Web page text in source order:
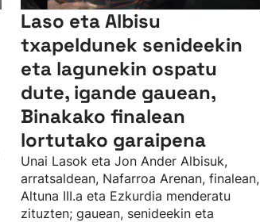
Laso eta Albisu
txapeldunek senideekin
eta lagunekin ospatu
dute, igande gauean,
Binakako finalean
lortutako garaipena
Unai Lasok eta Jon Ander Albisuk,
arratsaldean, Nafarroa Arenan, finalean,
Altuna III.a eta Ezkurdia menderatu
zituzten; gauean, senideekin eta